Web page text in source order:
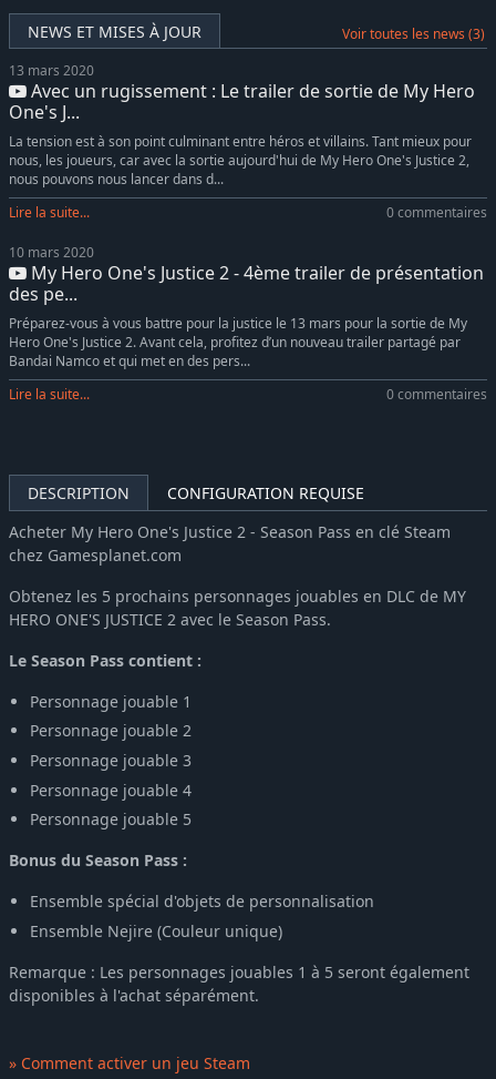
NEWS ET MISES À JOUR Voir toutes les news (3)
13 mars 2020
Avec un rugissement : Le trailer de sortie de My Hero
One's J...
La tension est à son point culminant entre héros et villains. Tant mieux pour
nous, les joueurs, car avec la sortie aujourd'hui de My Hero One's Justice 2,
nous pouvons nous lancer dans d...
Lire la suite...
0 commentaires
10 mars 2020
My Hero One's Justice 2 - 4ème trailer de présentation
des pe...
Préparez-vous à vous battre pour la justice le 13 mars pour la sortie de My
Hero One's Justice 2. Avant cela, profitez d’un nouveau trailer partagé par
Bandai Namco et qui met en des pers...
Lire la suite...
0 commentaires
DESCRIPTION
CONFIGURATION REQUISE
Acheter My Hero One's Justice 2 - Season Pass en clé Steam
chez Gamesplanet.com
Obtenez les 5 prochains personnages jouables en DLC de MY
HERO ONE'S JUSTICE 2 avec le Season Pass.
Le Season Pass contient :
Personnage jouable 1
Personnage jouable 2
Personnage jouable 3
Personnage jouable 4
Personnage jouable 5
Bonus du Season Pass :
Ensemble spécial d'objets de personnalisation
Ensemble Nejire (Couleur unique)
Remarque : Les personnages jouables 1 à 5 seront également
disponibles à l'achat séparément.
» Comment activer un jeu Steam